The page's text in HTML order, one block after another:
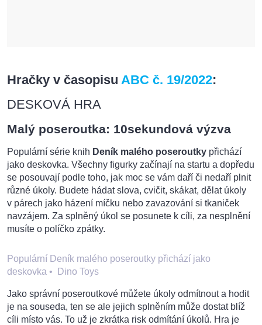
Hračky v časopisu ABC č. 19/2022:
DESKOVÁ HRA
Malý poseroutka: 10sekundová výzva
Populární série knih Deník malého poseroutky přichází
jako deskovka. Všechny figurky začínají na startu a dopředu
se posouvají podle toho, jak moc se vám daří či nedaří plnit
různé úkoly. Budete hádat slova, cvičit, skákat, dělat úkoly
v párech jako házení míčku nebo zavazování si tkaniček
navzájem. Za splněný úkol se posunete k cíli, za nesplnění
musíte o políčko zpátky.
Populární Deník malého poseroutky přichází jako
deskovka • Dino Toys
Jako správní poseroutkové můžete úkoly odmítnout a hodit
je na souseda, ten se ale jejich splněním může dostat blíž
cíli místo vás. To už je zkrátka risk odmítání úkolů. Hra je